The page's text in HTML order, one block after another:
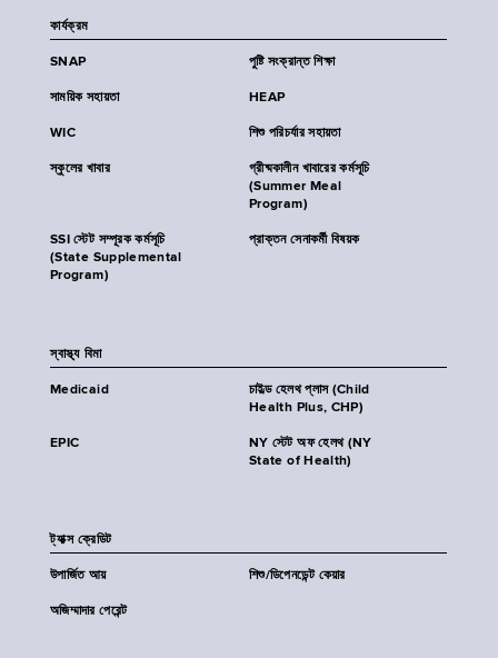
কার্যক্রম
SNAP পুষ্টি সংক্রান্ত শিক্ষা
সাময়িক সহায়তা HEAP
WIC শিশু পরিচর্যার সহায়তা
স্কুলের খাবার
গ্রীষ্মকালীন খাবারের কর্মসূচি
(Summer Meal
Program)
SSI স্টেট সম্পূরক কর্মসূচি
(State Supplemental
Program)
প্রাক্তন সেনাকর্মী বিষয়ক
স্বাস্থ্য বিমা
Medicaid
চাইল্ড হেলথ প্লাস (Child
Health Plus, CHP)
EPIC
NY স্টেট অফ হেলথ (NY
State of Health)
ট্যাক্স ক্রেডিট
উপার্জিত আয় শিশু/ডিপেনডেন্ট কেয়ার
অজিম্মাদার পেরেন্ট